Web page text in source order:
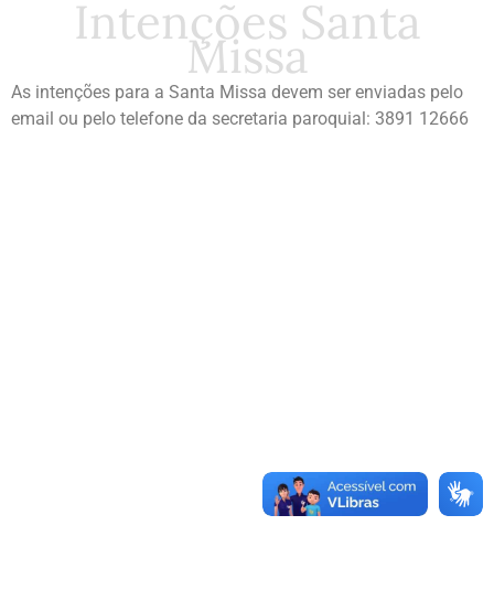
Intenções Santa
Missa
As intenções para a Santa Missa devem ser enviadas pelo
email ou pelo telefone da secretaria paroquial: 3891 12666